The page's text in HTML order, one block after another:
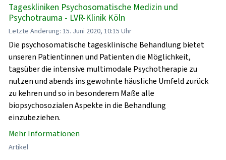
Tageskliniken Psychosomatische Medizin und
Psychotrauma - LVR-Klinik Köln
Letzte Änderung: 15. Juni 2020, 10:15 Uhr
Die psychosomatische tagesklinische Behandlung bietet
unseren Patientinnen und Patienten die Möglichkeit,
tagsüber die intensive multimodale Psychotherapie zu
nutzen und abends ins gewohnte häusliche Umfeld zurück
zu kehren und so in besonderem Maße alle
biopsychosozialen Aspekte in die Behandlung
einzubeziehen.
Mehr Informationen
Artikel